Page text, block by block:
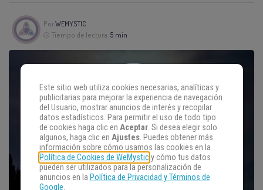
PorWEMYSTIC
Tiempo de lectura: 5 min
Este sitio web utiliza cookies necesarias, analíticas y
publicitarias para mejorar la experiencia de navegación
del Usuario, mostrar anuncios de interés y recopilar
datos estadísticos. Para permitir el uso de todo tipo
de cookies haga clic en Aceptar. Si desea elegir solo
algunos, haga clic en Ajustes. Puedes obtener más
información sobre cómo usamos las cookies en la
Política de Cookies de WeMysticy cómo tus datos
pueden ser utilizados para la personalización de
anuncios en la Política de Privacidad y Términos de
Google.